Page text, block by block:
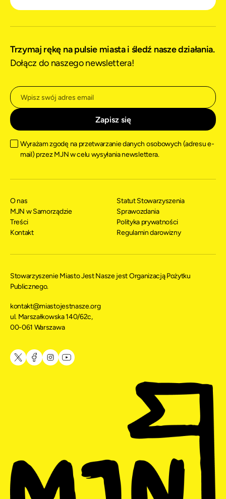
Trzymaj rękę na pulsie miasta i śledź nasze działania.
Dołącz do naszego newslettera!
Wyrażam zgodę na przetwarzanie danych osobowych (adresu e-
mail) przez MJN w celu wysyłania newslettera.
Stowarzyszenie Miasto Jest Nasze jest Organizacją Pożytku
Publicznego.
kontakt@miastojestnasze.org
ul. Marszałkowska 140/62c,
00-061 Warszawa
O nas
MJN w Samorządzie
Treści
Kontakt
Statut Stowarzyszenia
Sprawozdania
Polityka prywatności
Regulamin darowizny